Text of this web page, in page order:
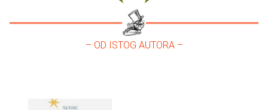
– OD ISTOG AUTORA –